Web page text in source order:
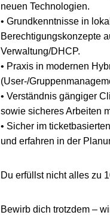
neuen Technologien.
• Grundkenntnisse in
Berechtigungskonzepte
Verwaltung/DHCP.
• Praxis in modernen
(User-/
• Verständnis gängiger
sowie sicheres Arbeiten
• Sicher im
und erfahren in der
Du erfüllst nicht alles zu
Bewirb dich trotzdem –